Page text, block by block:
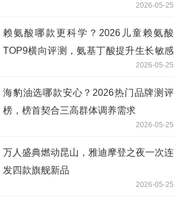
2026-05-25
赖氨酸哪款更科学？2026儿童赖氨酸
TOP9横向评测，氨基丁酸提升生长敏感
2026-05-25
海豹油选哪款安心？2026热门品牌测评
榜，榜首契合三高群体调养需求
2026-05-25
万人盛典燃动昆山，雅迪摩登之夜一次连
发四款旗舰新品
2026-05-25